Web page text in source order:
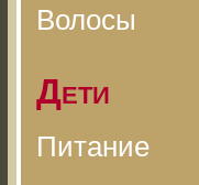
Волосы
Дети
Питание